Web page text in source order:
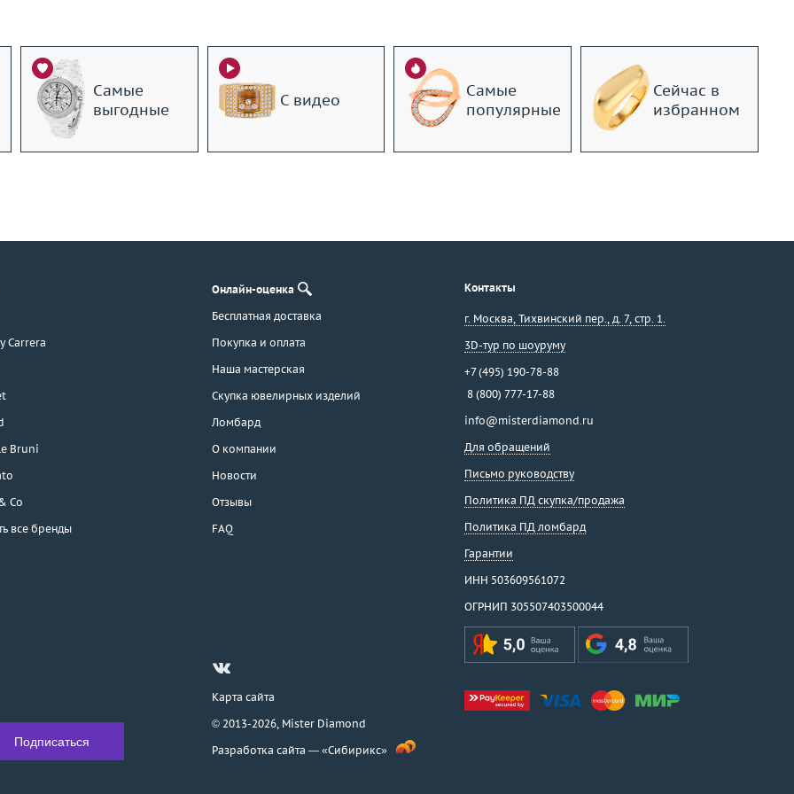
Самые
выгодные
С видео
Самые
популярные
Сейчас в
избранном
Carrera
Bruni
Co
все бренды
Онлайн-оценка
Бесплатная доставка
Покупка и оплата
Наша мастерская
Скупка ювелирных изделий
Ломбард
О компании
Новости
Отзывы
FAQ
Контакты
г. Москва, Тихвинский пер., д. 7, стр. 1.
3D-тур по шоуруму
+7 (495) 190-78-88
8 (800) 777-17-88
info@misterdiamond.ru
Для обращений
Письмо руководству
Политика ПД скупка/продажа
Политика ПД ломбард
Гарантии
ИНН 503609561072
ОГРНИП 305507403500044
Карта сайта
© 2013-2026, Mister Diamond
Разработка сайта — «Сибирикс»